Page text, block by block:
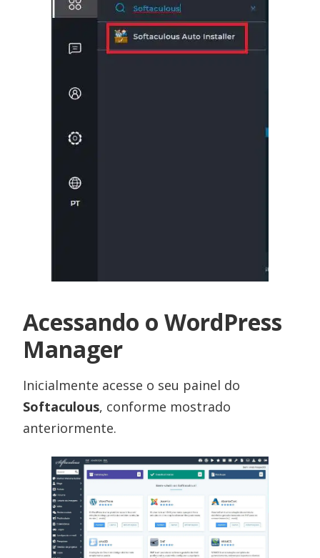
Acessando o WordPress
Manager
Inicialmente acesse o seu painel do
Softaculous, conforme mostrado
anteriormente.